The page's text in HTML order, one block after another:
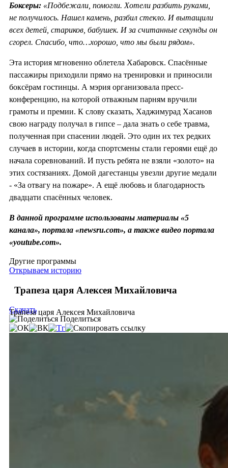
Боксеры: «Подбежали, помогли. Хотели разбить руками,
не получилось. Нашел камень, разбил стекло. И вытащили
всех детей, стариков, бабушек. И за считанные секунды он
сгорел. Спасибо, что…хорошо, что мы были рядом».
Эта история мгновенно облетела Хабаровск. Спасённые
пассажиры приходили прямо на тренировки и приносили
боксёрам гостинцы. А мэрия организовала пресс-
конференцию, на которой отважным парням вручили
грамоты и премии. К слову сказать, Хаджимурад Хасанов
свою награду получал в гипсе – дала знать о себе травма,
полученная при спасении людей. Это один их тех редких
случаев в истории, когда спортсмены стали героями ещё до
начала соревнований. И пусть ребята не взяли «золото» на
этих состязаниях. Домой дагестанцы увезли другие медали
- «За отвагу на пожаре». А ещё любовь и благодарность
двадцати спасённых человек.
В данной программе использованы материалы «5
канала», портала «newsru.com», а также видео портала
«youtube.com».
Другие программы
Открываем историю
Трапеза царя Алексея Михайловича
Трапеза царя Алексея Михайловича
Скачать
Поделиться